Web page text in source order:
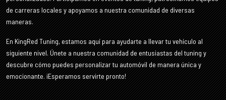
de carreras locales y apoyamos a nuestra comunidad de diversas
maneras.
En KingRed Tuning, estamos aquí para ayudarte a llevar tu vehículo al
siguiente nivel. Únete a nuestra comunidad de entusiastas del tuning y
descubre cómo puedes personalizar tu automóvil de manera única y
emocionante. ¡Esperamos servirte pronto!